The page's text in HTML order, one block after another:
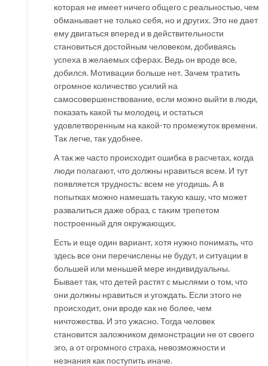
которая не имеет ничего общего с реальностью, чем
обманывает не только себя, но и других. Это не дает
ему двигаться вперед и в действительности
становиться достойным человеком, добиваясь
успеха в желаемых сферах. Ведь он вроде все,
добился. Мотивации больше нет. Зачем тратить
огромное количество усилий на
самосовершенствование, если можно выйти в люди,
показать какой ты молодец, и остаться
удовлетворенным на какой-то промежуток времени.
Так легче, так удобнее.
А так же часто происходит ошибка в расчетах, когда
люди полагают, что должны нравиться всем. И тут
появляется трудность: всем не угодишь. А в
попытках можно намешать такую кашу, что может
развалиться даже образ, с таким трепетом
построенный для окружающих.
Есть и еще один вариант, хотя нужно понимать, что
здесь все они перечислены не будут, и ситуации в
большей или меньшей мере индивидуальны.
Бывает так, что детей растят с мыслями о том, что
они должны нравиться и угождать. Если этого не
происходит, они вроде как не более, чем
ничтожества. И это ужасно. Тогда человек
становится заложником демонстрации не от своего
эго, а от огромного страха, невозможности и
незнания как поступить иначе.